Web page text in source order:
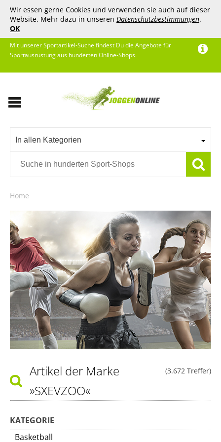
Wir essen gerne Cookies und verwenden sie auch auf dieser
Website. Mehr dazu in unseren Datenschutzbestimmungen.
OK
Mit unserer Sportartikel-Suche findest Du die Angebote für
Sportausrüstung aus hunderten Online-Shops.
In allen Kategorien
Home
(3.672 Treffer)
Artikel der Marke
»SXEVZOO«
KATEGORIE
Basketball